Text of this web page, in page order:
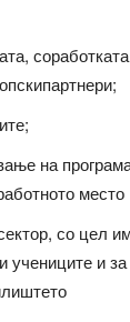
на
место
со цел
учениците и